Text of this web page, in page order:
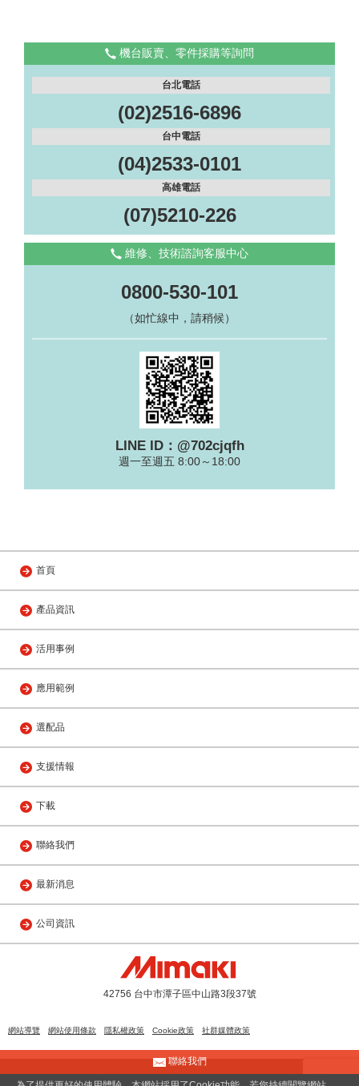
機台販賣、零件採購等詢問
台北電話
(02)2516-6896
台中電話
(04)2533-0101
高雄電話
(07)5210-226
維修、技術諮詢客服中心
0800-530-101
（如忙線中，請稍候）
LINE ID：@702cjqfh
週一至週五 8:00～18:00
首頁
產品資訊
活用事例
應用範例
選配品
支援情報
下載
聯絡我們
最新消息
公司資訊
42756 台中市潭子區中山路3段37號
網站導覽 網站使用條款 隱私權政策 Cookie政策 社群媒體政策
© 2013 MIMAKI ENGINEERING(TAIWAN) CO., LTD.
聯絡我們